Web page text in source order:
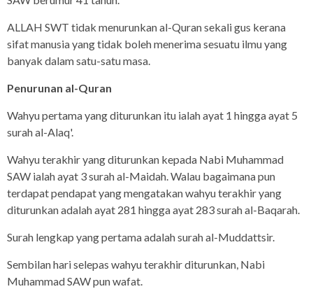
ALLAH SWT tidak menurunkan al-Quran sekali gus kerana
sifat manusia yang tidak boleh menerima sesuatu ilmu yang
banyak dalam satu-satu masa.
Penurunan al-Quran
Wahyu pertama yang diturunkan itu ialah ayat 1 hingga ayat 5
surah al-Alaq'.
Wahyu terakhir yang diturunkan kepada Nabi Muhammad
SAW ialah ayat 3 surah al-Maidah. Walau bagaimana pun
terdapat pendapat yang mengatakan wahyu terakhir yang
diturunkan adalah ayat 281 hingga ayat 283 surah al-Baqarah.
Surah lengkap yang pertama adalah surah al-Muddattsir.
Sembilan hari selepas wahyu terakhir diturunkan, Nabi
Muhammad SAW pun wafat.